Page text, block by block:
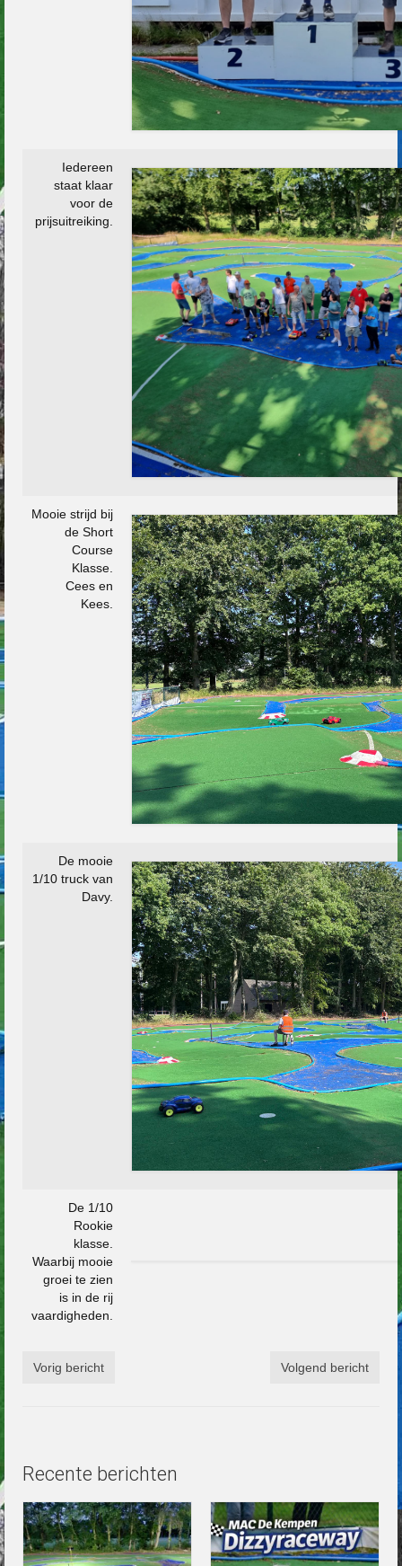
Iedereen
staat klaar
voor de
prijsuitreiking.
Mooie strijd bij
de Short
Course
Klasse.
Cees en
Kees.
De mooie
1/10 truck van
Davy.
De 1/10
Rookie
klasse.
Waarbij mooie
groei te zien
is in de rij
vaardigheden.
Vorig bericht Volgend bericht
Recente berichten